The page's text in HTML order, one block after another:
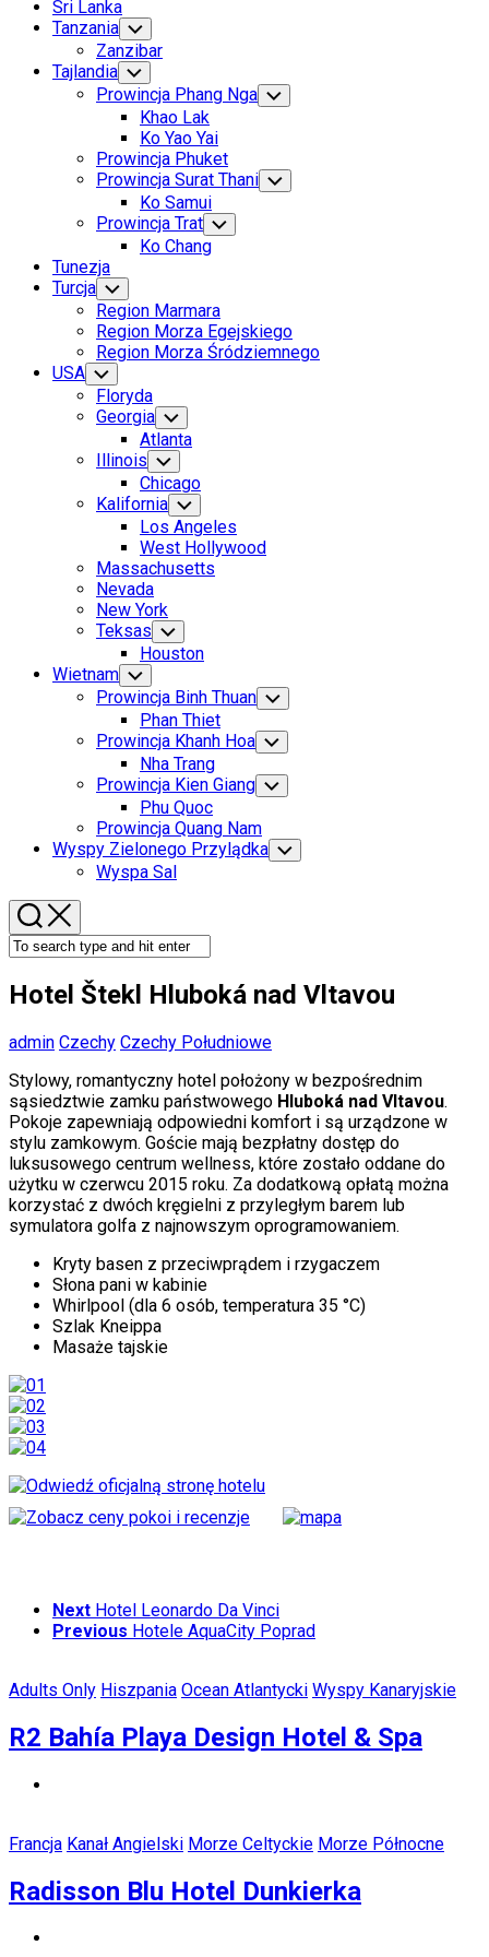
Sri Lanka
Tanzania Toggle
Child
Menu
Zanzibar
Tajlandia Toggle
Child
Menu
Prowincja Phang Nga Toggle
Child
Khao Lak
Ko Yao Yai
Prowincja Phuket
Prowincja Surat Thani Toggle
Child
Ko Samui
Prowincja Trat Toggle
Child
Menu
Ko Chang
Tunezja
Turcja Toggle
Child
Menu
Region Marmara
Region Morza Egejskiego
Region Morza Śródziemnego
USA Toggle
Child
Menu
Floryda
Georgia Toggle
Child
Menu
Atlanta
Illinois Toggle
Child
Menu
Chicago
Kalifornia Toggle
Child
Menu
Los Angeles
West Hollywood
Massachusetts
Nevada
New York
Teksas Toggle
Child
Menu
Houston
Wietnam Toggle
Child
Menu
Prowincja Binh Thuan Toggle
Child
Menu
Phan Thiet
Prowincja Khanh Hoa Toggle
Child
Menu
Nha Trang
Prowincja Kien Giang Toggle
Child
Phu Quoc
Prowincja Quang Nam
Wyspy Zielonego Przylądka Toggle
Child
Wyspa Sal
Hotel Štekl Hluboká nad Vltavou
admin Czechy Czechy Południowe
Stylowy, romantyczny hotel położony w bezpośrednim
sąsiedztwie zamku państwowego Hluboká nad Vltavou.
Pokoje zapewniają odpowiedni komfort i są urządzone w
stylu zamkowym. Goście mają bezpłatny dostęp do
luksusowego centrum wellness, które zostało oddane do
użytku w czerwcu 2015 roku. Za dodatkową opłatą można
korzystać z dwóch kręgielni z przyległym barem lub
symulatora golfa z najnowszym oprogramowaniem.
Kryty basen z przeciwprądem i rzygaczem
Słona pani w kabinie
Whirlpool (dla 6 osób, temperatura 35 °C)
Szlak Kneippa
Masaże tajskie
Next Hotel Leonardo Da Vinci
Previous Hotele AquaCity Poprad
Adults Only Hiszpania Ocean Atlantycki Wyspy Kanaryjskie
R2 Bahía Playa Design Hotel & Spa
Francja Kanał Angielski Morze Celtyckie Morze Północne
Radisson Blu Hotel Dunkierka